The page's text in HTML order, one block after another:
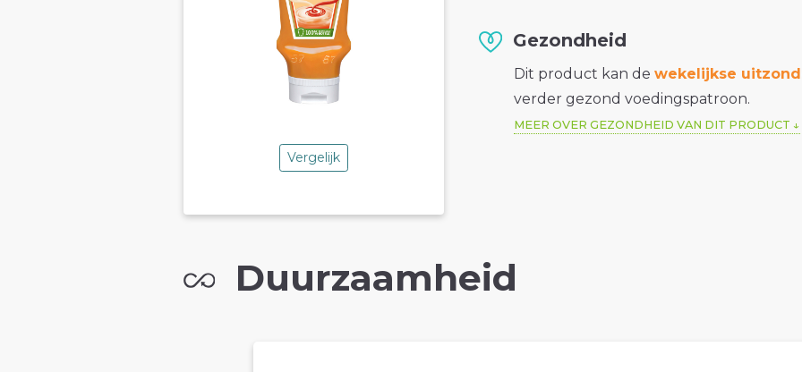
Vergelijk
Gezondheid
Dit product kan dewekelijkse
verder gezond voedingspatroon.
MEER OVER GEZONDHEID VAN DIT PRODUCT
Duurzaamheid